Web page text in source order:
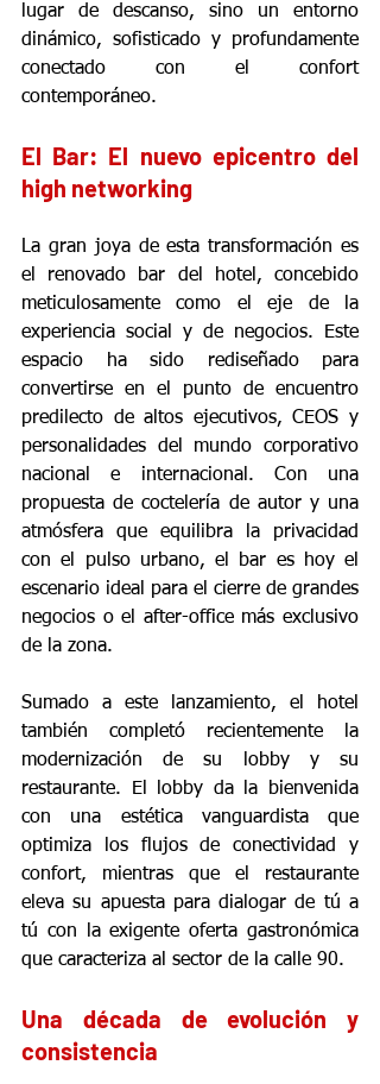
lugar de descanso, sino un entorno
dinámico, sofisticado y profundamente
conectado con el confort
contemporáneo.
El Bar: El nuevo epicentro del
high networking
La gran joya de esta transformación es
el renovado bar del hotel, concebido
meticulosamente como el eje de la
experiencia social y de negocios. Este
espacio ha sido rediseñado para
convertirse en el punto de encuentro
predilecto de altos ejecutivos, CEOS y
personalidades del mundo corporativo
nacional e internacional. Con una
propuesta de coctelería de autor y una
atmósfera que equilibra la privacidad
con el pulso urbano, el bar es hoy el
escenario ideal para el cierre de grandes
negocios o el after-office más exclusivo
de la zona.
Sumado a este lanzamiento, el hotel
también completó recientemente la
modernización de su lobby y su
restaurante. El lobby da la bienvenida
con una estética vanguardista que
optimiza los flujos de conectividad y
confort, mientras que el restaurante
eleva su apuesta para dialogar de tú a
tú con la exigente oferta gastronómica
que caracteriza al sector de la calle 90.
Una década de evolución y
consistencia